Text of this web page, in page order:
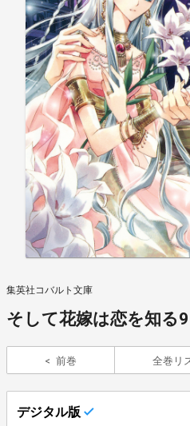
集英社コバルト文庫
そして花嫁は恋を知
前巻 全巻リ
デジタル版